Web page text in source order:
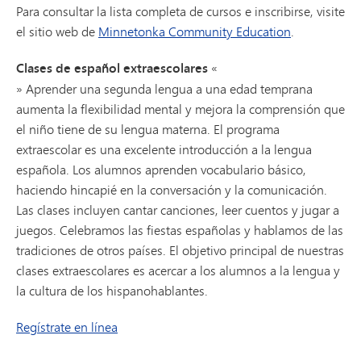
Para consultar la lista completa de cursos e inscribirse, visite
el sitio web de Minnetonka Community Education
Clases de español extraescolares «
» Aprender una segunda lengua a una edad temprana
aumenta la flexibilidad mental y mejora la comprensión que
el niño tiene de su lengua materna. El programa
extraescolar es una excelente introducción a la lengua
española. Los alumnos aprenden vocabulario básico,
haciendo hincapié en la conversación y la comunicación.
Las clases incluyen cantar canciones, leer cuentos y jugar a
juegos. Celebramos las fiestas españolas y hablamos de las
tradiciones de otros países. El objetivo principal de nuestras
clases extraescolares es acercar a los alumnos a la lengua y
la cultura de los hispanohablantes.
Regístrate en línea